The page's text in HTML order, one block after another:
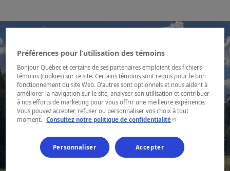
Préférences pour l’utilisation des témoins
Bonjour Québec et certains de ses partenaires emploient des fichiers
témoins (cookies) sur ce site. Certains témoins sont requis pour le bon
fonctionnement du site Web. D’autres sont optionnels et nous aident à
améliorer la navigation sur le site, analyser son utilisation et contribuer
à nos efforts de marketing pour vous offrir une meilleure expérience.
Vous pouvez accepter, refuser ou personnaliser vos choix à tout
moment.
Consultez notre politique de confidentialité- Cet hyperlien
Personnaliser Accepter